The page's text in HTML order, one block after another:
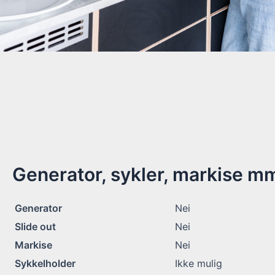
Generator, sykler, markise
Generator
Nei
Slide out
Nei
Markise
Nei
Sykkelholder
Ikke mulig